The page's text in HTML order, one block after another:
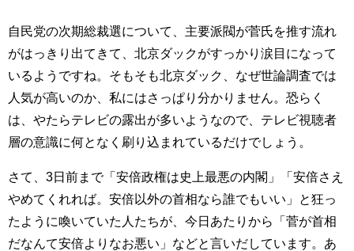
自民党の次期総裁選について、主要派閥が菅氏を推す流れ
がはっきり出てきて、北京ダックがすっかり涙目になって
いるようですね。そもそも北京ダック、なぜ世論調査では
人気が高いのか、私にはさっぱり分かりません。恐らく
は、やたらテレビの露出が多いようなので、テレビ視聴者
層の意識に何となく刷り込まれているだけでしょう。
さて、3日前まで「安倍政権は史上最悪の内閣」「安倍さえ
やめてくれれば。安倍以外の首相なら誰でもいい」と狂っ
たように喚いていた人たちが、今日あたりから「菅が首相
だなんて安倍よりなお悪い」などと言いだしています。あ